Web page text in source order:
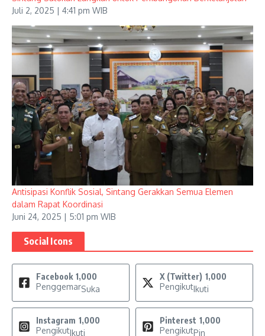
Juli 2, 2025 | 4:41 pm WIB
Antisipasi Konflik Sosial, Sintang Gerakkan Semua Elemen
dalam Rapat Koordinasi
Juni 24, 2025 | 5:01 pm WIB
Social Icons
Facebook 1,000
PenggemarSuka
X (Twitter) 1,000
PengikutIkuti
Instagram 1,000
PengikutIkuti
Pinterest 1,000
PengikutPin